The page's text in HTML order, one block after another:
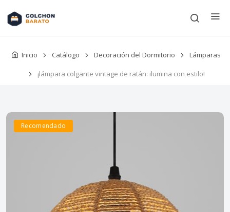
Inicio Catálogo Decoración del Dormitorio Lámparas
¡lámpara colgante vintage de ratán: ilumina con estilo!
Recomendado